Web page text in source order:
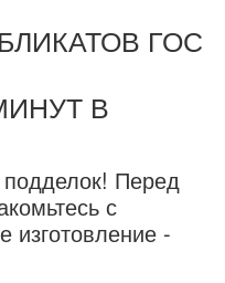
ГОС
В
подделок! Перед
с
-